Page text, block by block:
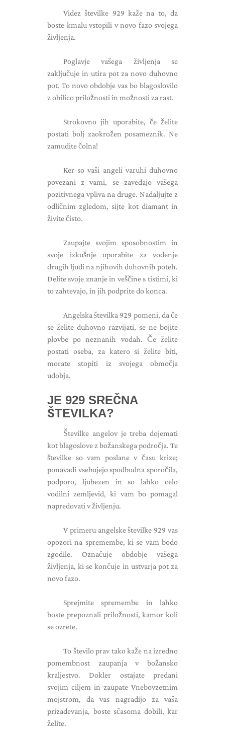
Videz številke 929 kaže na to, da
boste kmalu vstopili v novo fazo svojega
življenja.
Poglavje vašega življenja se
zaključuje in utira pot za novo duhovno
pot. To novo obdobje vas bo blagoslovilo
z obilico priložnosti in možnosti za rast.
Strokovno jih uporabite, če želite
postati bolj zaokrožen posameznik. Ne
zamudite čolna!
Ker so vaši angeli varuhi duhovno
povezani z vami, se zavedajo vašega
pozitivnega vpliva na druge. Nadaljujte z
odličnim zgledom, sijte kot diamant in
živite čisto.
Zaupajte svojim sposobnostim in
svoje izkušnje uporabite za vodenje
drugih ljudi na njihovih duhovnih poteh.
Delite svoje znanje in veščine s tistimi, ki
to zahtevajo, in jih podprite do konca.
Angelska številka 929 pomeni, da če
se želite duhovno razvijati, se ne bojite
plovbe po neznanih vodah. Če želite
postati oseba, za katero si želite biti,
morate stopiti iz svojega območja
udobja.
JE 929 SREČNA
ŠTEVILKA?
Številke angelov je treba dojemati
kot blagoslove z božanskega področja. Te
številke so vam poslane v času krize;
ponavadi vsebujejo spodbudna sporočila,
podporo, ljubezen in so lahko celo
vodilni zemljevid, ki vam bo pomagal
napredovati v življenju.
V primeru angelske številke 929 vas
opozori na spremembe, ki se vam bodo
zgodile. Označuje obdobje vašega
življenja, ki se končuje in ustvarja pot za
novo fazo.
Sprejmite spremembe in lahko
boste prepoznali priložnosti, kamor koli
se ozrete.
To število prav tako kaže na izredno
pomembnost zaupanja v božansko
kraljestvo. Dokler ostajate predani
svojim ciljem in zaupate Vnebovzetnim
mojstrom, da vas nagradijo za vaša
prizadevanja, boste sčasoma dobili, kar
želite.